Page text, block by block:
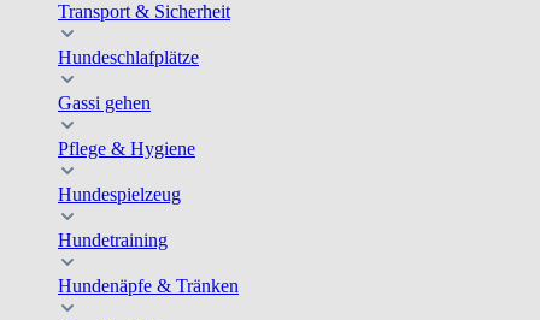
Transport & Sicherheit
Hundeschlafplätze
Gassi gehen
Pflege & Hygiene
Hundespielzeug
Hundetraining
Hundenäpfe & Tränken